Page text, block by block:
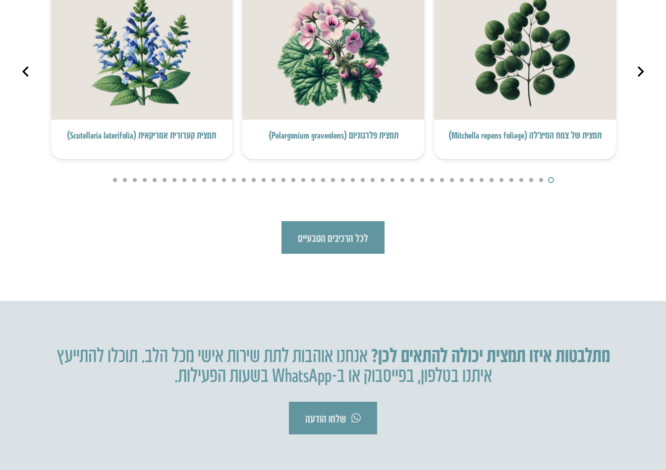
תמצית של צמח המיצ’לה (Mitchella repens foliage) תמצית פלרגוניום (Pelargonium graveolens) תמצית קערורית אמריקאית (Scutellaria Iaterifolia)
לכל הרכיבים הטבעיים
מתלבטות איזו תמצית יכולה להתאים לכן?אנחנו אוהבות לתת שירות אישי מכל הלב. תוכלו להתייעץ
איתנו בטלפון,בפייסבוק או ב-WhatsApp בשעות הפעילות.
שלחו הודעה